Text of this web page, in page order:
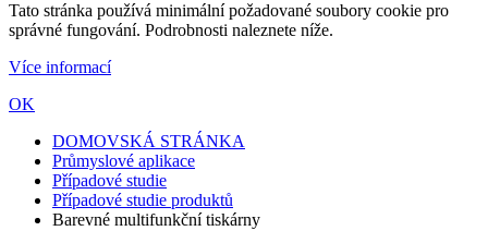
Tato stránka používá minimální požadované soubory cookie pro
správné fungování. Podrobnosti naleznete níže.
Více informací
OK
DOMOVSKÁ STRÁNKA
Průmyslové aplikace
Případové studie
Případové studie produktů
Barevné multifunkční tiskárny